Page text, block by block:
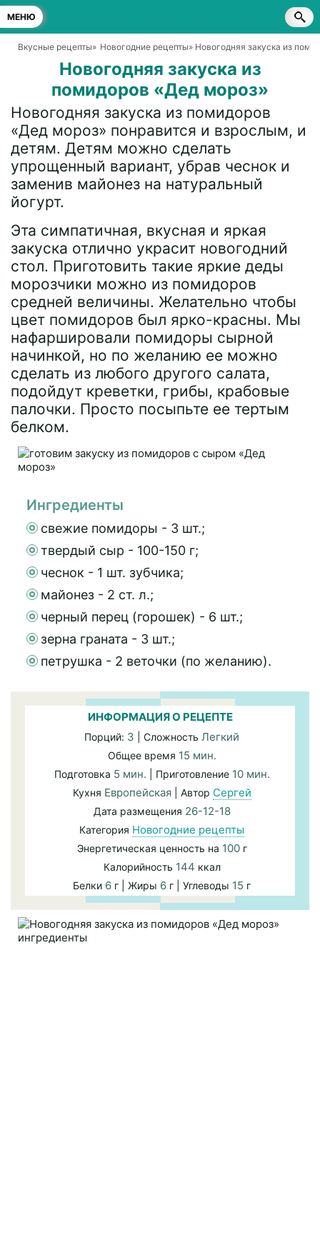
МЕНЮ
Вкусные рецепты» Новогодние рецепты» Новогодняя закуска из
Новогодняя закуска из
помидоров «Дед мороз»
Новогодняя закуска из помидоров
«Дед мороз» понравится и взрослым, и
детям. Детям можно сделать
упрощенный вариант, убрав чеснок и
заменив майонез на натуральный
йогурт.
Эта симпатичная, вкусная и яркая
закуска отлично украсит новогодний
стол. Приготовить такие яркие деды
морозчики можно из помидоров
средней величины. Желательно чтобы
цвет помидоров был ярко-красны. Мы
нафаршировали помидоры сырной
начинкой, но по желанию ее можно
сделать из любого другого салата,
подойдут креветки, грибы, крабовые
палочки. Просто посыпьте ее тертым
белком.
Ингредиенты
свежие помидоры - 3 шт.;
твердый сыр - 100-150 г;
чеснок - 1 шт. зубчика;
майонез - 2 ст. л.;
черный перец (горошек) - 6 шт.;
зерна граната - 3 шт.;
петрушка - 2 веточки (по желанию).
ИНФОРМАЦИЯ О РЕЦЕПТЕ
Порций: 3 | Сложность Легкий
Общее время 15 мин.
Подготовка 5 мин. | Приготовление 10 мин.
Кухня Европейская| Автор Сергей
Дата размещения 26-12-18
Категория Новогодние рецепты
Энергетическая ценность на 100г
Калорийность 144 ккал
Белки 6 г | Жиры 6 г | Углеводы 15 г